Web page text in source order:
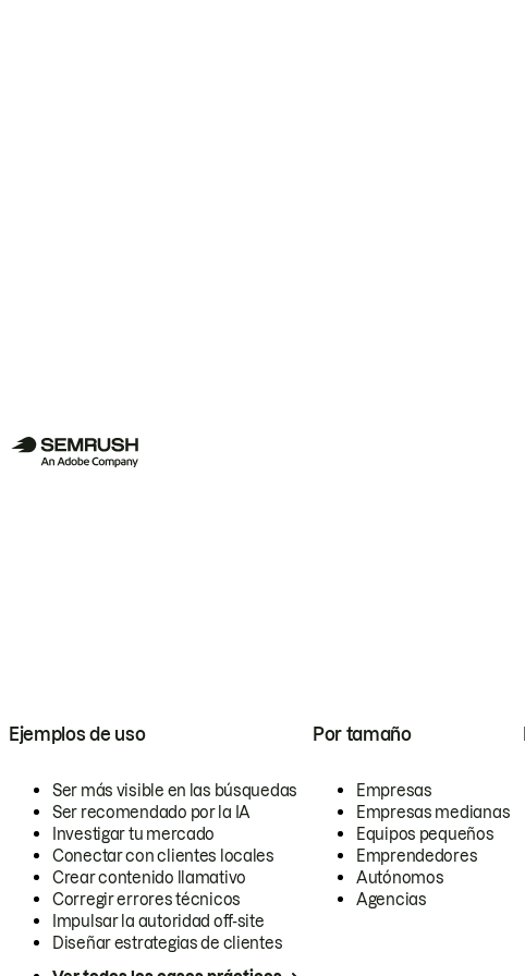
Ejemplos de uso
Ser más visible en las búsquedas
Ser recomendado por la IA
Investigar tu mercado
Conectar con clientes locales
Crear contenido llamativo
Corregir errores técnicos
Impulsar la autoridad off-site
Diseñar estrategias de clientes
Por tamaño
Empresas
Empresas medianas
Equipos pequeños
Emprendedores
Autónomos
Agencias